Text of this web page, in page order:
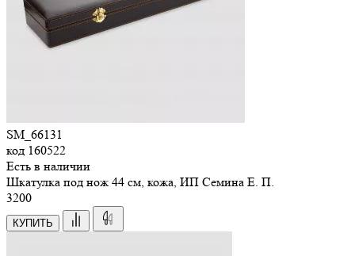
SM_66131
код 160522
Есть в наличии
Шкатулка под нож 44 см, кожа, ИП Семина Е. П.
3200
КУПИТЬ